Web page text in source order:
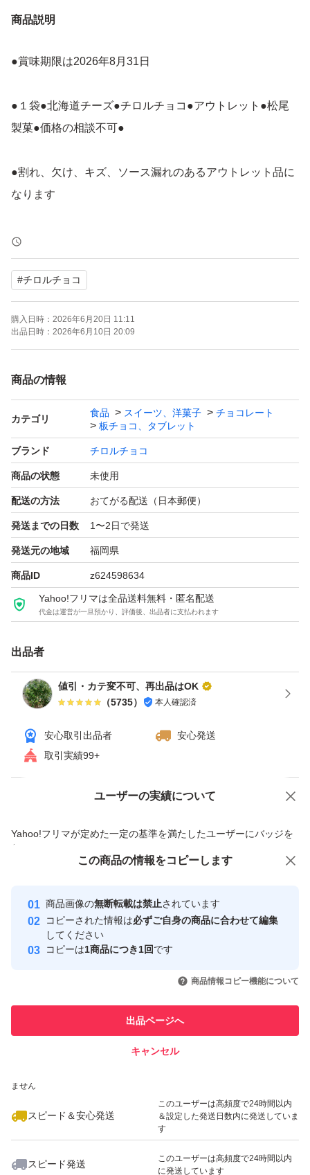
商品説明
●賞味期限は2026年8月31日
●１袋●北海道チーズ●チロルチョコ●アウトレット●松尾
製菓●価格の相談不可●
●割れ、欠け、キズ、ソース漏れのあるアウトレット品に
なります
●在庫があれば複数個同梱や、組み合わせ変更可能です
商品や発送方法の変更により、価格が変わる場合がありま
すので、ご購入前にお問い合わせ下さい
●発送はゆうパケットポストを予定しています
商品を直接、薄型箱か配送袋に入れて発送致します
ないので、新品箱か配送袋に商品を直入れします
●商品を直入れしていますので、開封時にカッターの刃で
商品パッケージを切らないようにご注意下さい
●郵便局のページ内の照会結果に反映されるまで、出荷か
ら数時間掛かるようです。
反映されない場合は、時間をおいて再度ご確認ください。
●商品によっては、コンビニサイズと１口サイズがありま
●気温が高い季節は、輸送中のトラック内や、郵便受け投
函後にチョコレートが溶ける可能性が高いですm(__)m
●賞味期限が迫ってきた商品や、人気薄商品、その他在庫
ることもあります
●お取り置きは致しません
#チロルチョコ
購入日時： 2026年6月20日 11:11
出品日時： 2026年6月10日 20:09
商品の情報
カテゴリ
食品 スイーツ、洋菓子
チョコレート
板チョコ、タブレット
ブランド チロルチョコ
商品の状態 未使用
配送の方法 おてがる配送（日本郵便）
発送までの日数 1〜2日で発送
発送元の地域 福岡県
商品ID z624598634
Yahoo!フリマは全品送料無料・匿名配送
代金は運営が一旦預かり、評価後、出品者に支払われます
出品者
値引・カテ変不可、再出品はOK
（5735） 本人確認済
安心取引出品者
安心発送
取引実績99+
ユーザーの実績について
Yahoo!フリマが定めた一定の基準を満たしたユーザーにバッジを
付与しています
安心取引出品者
心・安全なユーザーです
取引実績
引を完了させた実績があります
での取引実績があります
ません
スピード＆安心発送
このユーザーは高頻度で24時間以内
＆設定した発送日数内に発送していま
す
スピード発送
このユーザーは高頻度で24時間以内
に発送しています
価格の相談 商品への質問
この商品の情報をコピーします
商品画像の無断転載は禁止されています
コピーされた情報は必ずご自身の商品に合わせて編集
してください
コピーは1商品につき1回です
商品情報コピー機能について
出品ページへ
キャンセル
この商品をみている人にオススメ